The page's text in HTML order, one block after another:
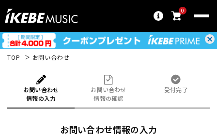
0
TOP お問い合わせ
お問い合わせ
情報の入力
お問い合わせ
情報の確認
受付完了
お問い合わせ情報の入力